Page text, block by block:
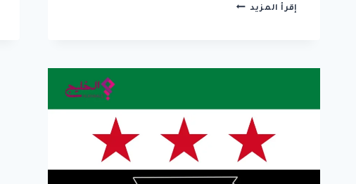
إقرأ المزيد شروط
الحصول
على
الجنسية